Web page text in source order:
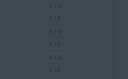
1,20
1,25
1,30
1,35
1,40
1,45